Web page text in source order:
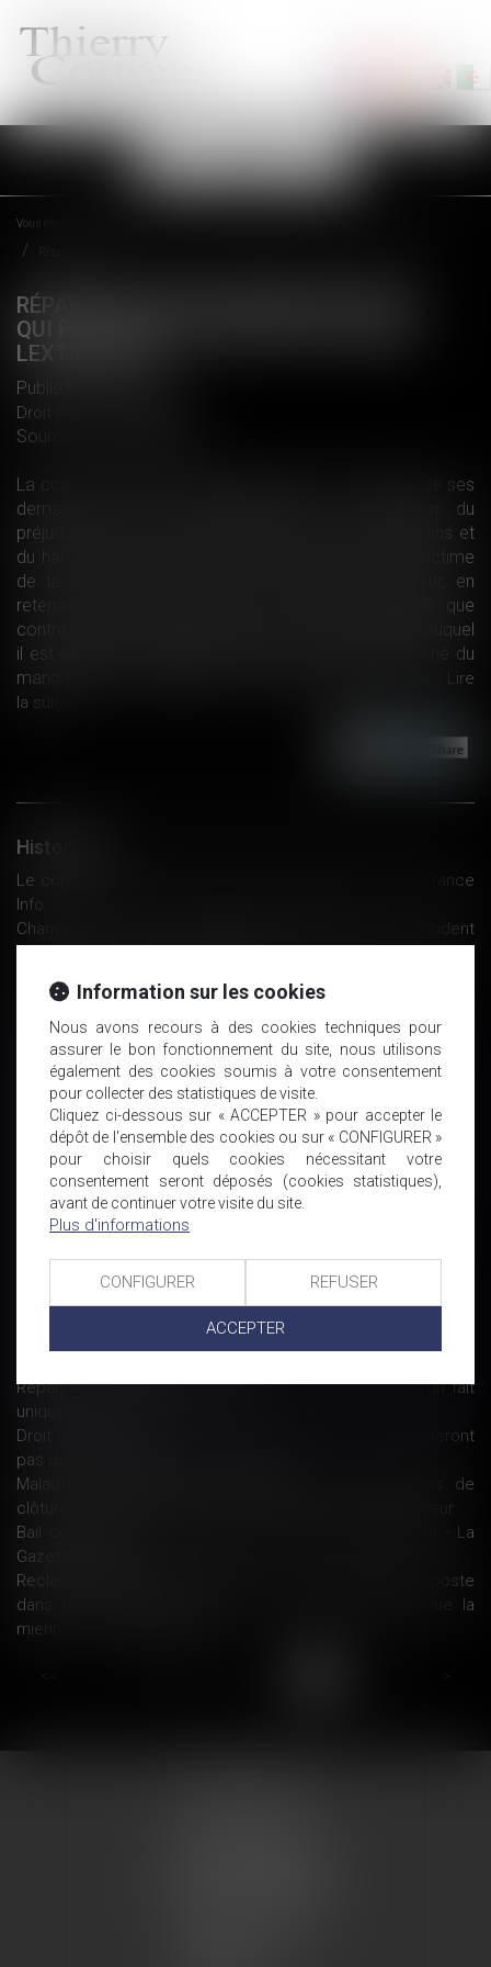
Ouvrir
le
Vous êtes ici :
RÉPARATION DU HARCÈLEMENT SEXUEL
QUI PEUT RÉSULTER D’UN FAIT UNIQUE |
LEXTENSO.FR
Publié le :
Droit du travail - Salariés
Source :
La cour d'appel de Metz avait débouté une salariée de ses
demandes de dommages-intérêts en réparation du
préjudice physique et moral subi du fait des agressions et
du harcèlement sexuel, dont elle soutient avoir été victime
de la part du président de l'association employeur, en
retenant que cette demande ne peut être dirigée que
contre l'auteur des faits lui-même et non l'employeur auquel
il est également demandé de répondre du préjudice né du
manquement à l'obligation de sécurité qui pèse sur lui... Lire
la suite
Historique
Le compte pénibilité simplifié sera appliqué en 2018 - France
Info
Changement de régime d'affiliation postérieur à un accident
rechute de l'accident -Net-iris 2017
Ai-je le droit d’interdire l’utilisation du téléphone personnel
pendant le temps de travail ? - Editions Tissot
L’UE veut agir pour garantir la concurrence entre les
entreprises - Ouest France
Prud'hommes. À Saint-Brieuc, ils s'opposent au barème pour
les indemnités
PSE : Les avantages d’une seconde procédure ne profitent
pas à ceux d’une première procédure | LexTimes
Bail commercial : définition, renouvellement, résiliation - Toute
la franchise
Editions Tissot
Actions en dommages et intérêts du fait des pratiques
Réforme du code du travail: le "CDI de projet" est-il une
Réparation du harcèlement sexuel qui peut résulter d’un fait
unique | Lextenso.fr
Droit du travail: les motifs de licenciement ne se négocieront
pas dans l’entreprise - Sud Ouest.fr
Maladie professionnelle : la CPAM doit envoyer l'avis de
clôture de l'instruction à l'adresse indiquée par l'employeur
Bail commercial : utile rappel de la Cour de cassation - La
Gazette du Palais
Reclassement d'un salarié inapte : dois-je proposer un poste
dans une autre entreprise de la même enseigne que la
mienne ? - Editions Tissot
Information sur les cookies
Nous avons recours à des cookies techniques pour
assurer le bon fonctionnement du site, nous utilisons
également des cookies soumis à votre consentement
pour collecter des statistiques de visite.
Cliquez ci-dessous sur « ACCEPTER » pour accepter le
dépôt de l'ensemble des cookies ou sur « CONFIGURER »
pour choisir quels cookies nécessitant votre
consentement seront déposés (cookies statistiques),
avant de continuer votre visite du site.
Plus d'informations
CONFIGURER REFUSER
ACCEPTER